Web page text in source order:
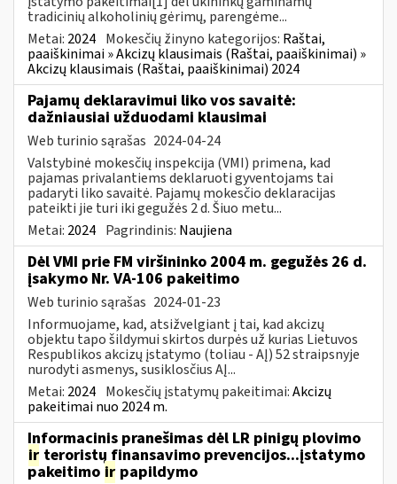
tradicinių alkoholinių gėrimų, parengėme...
Metai: 2024 Mokesčių žinyno kategorijos: Raštai,
paaiškinimai » Akcizų klausimais (Raštai, paaiškinimai) »
Akcizų klausimais (Raštai, paaiškinimai) 2024
Pajamų deklaravimui liko vos savaitė:
dažniausiai užduodami klausimai
Web turinio sąrašas 2024-04-24
Valstybinė mokesčių inspekcija (VMI) primena, kad
pajamas privalantiems deklaruoti gyventojams tai
padaryti liko savaitė. Pajamų mokesčio deklaracijas
pateikti jie turi iki gegužės 2 d. Šiuo metu...
Metai: 2024 Pagrindinis: Naujiena
Dėl VMI prie FM viršininko 2004 m. gegužės 26 d.
įsakymo Nr. VA-106 pakeitimo
Web turinio sąrašas 2024-01-23
Informuojame, kad, atsižvelgiant į tai, kad akcizų
objektu tapo šildymui skirtos durpės už kurias Lietuvos
Respublikos akcizų įstatymo (toliau - AĮ) 52 straipsnyje
nurodyti asmenys, susiklosčius AĮ...
Metai: 2024 Mokesčių įstatymų pakeitimai:Akcizų
pakeitimai nuo 2024 m.
Informacinis pranešimas dėl LR pinigų plovimo
ir teroristų finansavimo prevencijos...įstatymo
pakeitimo ir papildymo